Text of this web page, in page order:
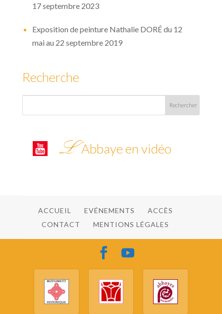
17 septembre 2023
Exposition de peinture Nathalie DORÉ du 12
mai au 22 septembre 2019
Recherche
L’Abbaye en vidéo
ACCUEIL EVÉNEMENTS
ACCÈS
CONTACT
MENTIONS LÉGALES